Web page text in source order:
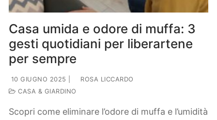
Casa umida e odore di muffa: 3
gesti quotidiani per liberartene
per sempre
10 GIUGNO 2025
ROSA LICCARDO
CASA & GIARDINO
Scopri come eliminare l’odore di muffa e l’umidità